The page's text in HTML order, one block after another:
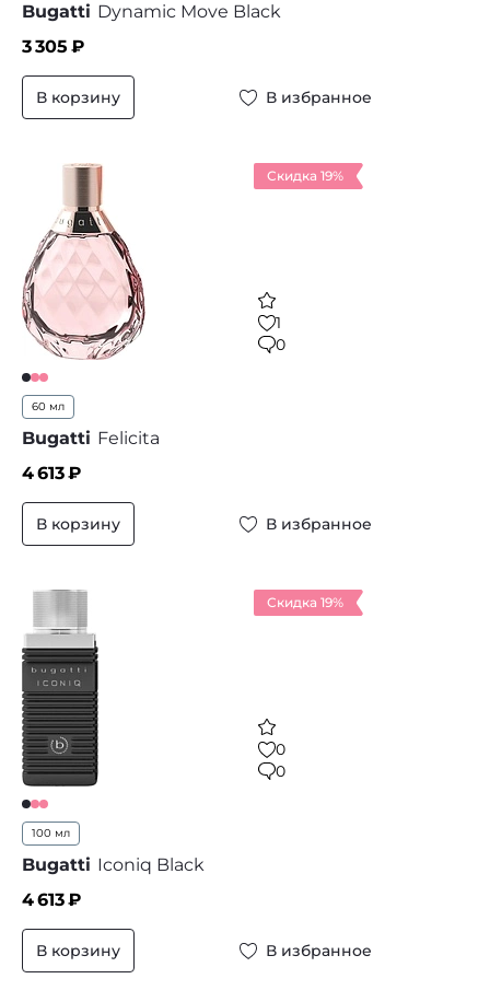
Bugatti Dynamic Move Black
3 305 ₽
В корзину В избранное
Скидка 19%
1
0
60 мл
Bugatti Felicita
4 613₽
В корзину В избранное
Скидка 19%
0
0
100 мл
Bugatti Iconiq Black
4 613₽
В корзину В избранное